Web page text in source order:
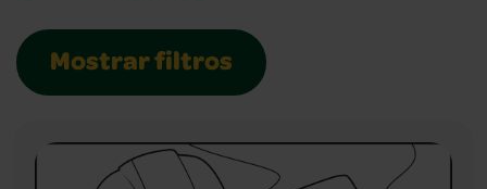
Mostrar filtros